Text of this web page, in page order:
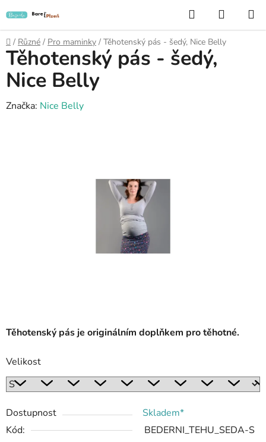
na
obsah
Hledat
KOŠÍK
Domů
/ Různé / Pro maminky / Těhotenský pás - šedý, Nice Belly
Těhotenský pás je originálním doplňkem pro těhotné.
Velikost
Dostupnost
Skladem*
Kód:
BEDERNI_TEHU_SEDA-S
Těhotenský pás - šedý,
Nice Belly
Značka: Nice Belly